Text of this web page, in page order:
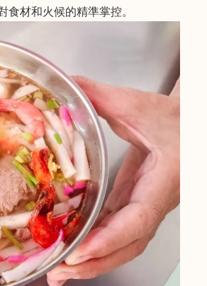
材和火候的精準掌控。